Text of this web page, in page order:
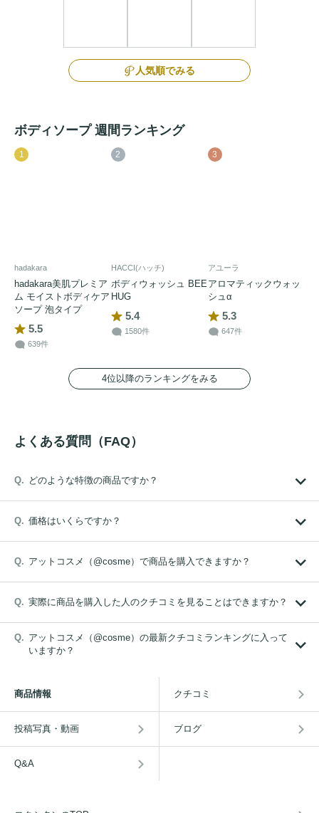
人気順でみる
ボディソープ 週間ランキング
1
hadakara
hadakara美肌プレミア
ム モイストボディケア
ソープ 泡タイプ
5.5
639件
2
HACCI(ハッチ)
ボディウォッシュ BEE
HUG
5.4
1580件
3
アユーラ
アロマティックウォッ
シュα
5.3
647件
4位以降のランキングをみる
よくある質問（FAQ）
どのような特徴の商品ですか？
価格はいくらですか？
アットコスメ（@cosme）で商品を購入できますか？
実際に商品を購入した人のクチコミを見ることはできますか？
アットコスメ（@cosme）の最新クチコミランキングに入って
いますか？
商品情報 クチコミ
投稿写真・動画 ブログ
Q&A